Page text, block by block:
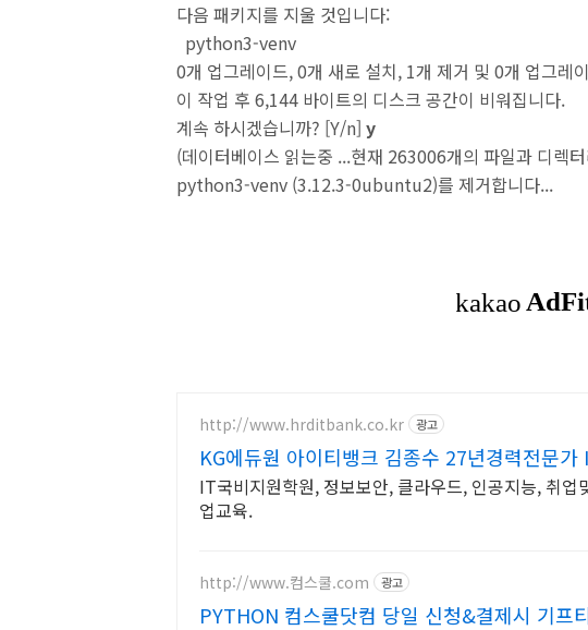
다음 패키지를 지울 것입니다:
python3-venv
0개 업그레이드, 0개 새로 설치, 1개 제거 및 0개 업그레
이 작업 후 6,144 바이트의 디스크 공간이 비워집니다.
계속 하시겠습니까? [Y/n] y
(데이터베이스 읽는중 ...현재 263006개의 파일과 디렉
python3-venv (3.12.3-0ubuntu2)를 제거합니다...
http://www.hrditbank.co.kr 광고
KG에듀원 아이티뱅크 김종수 27년경력전문가
IT국비지원학원, 정보보안, 클라우드, 인공지능, 취업
업교육.
http://www.컴스쿨.com 광고
PYTHON 컴스쿨닷컴 당일 신청&결제시 기프